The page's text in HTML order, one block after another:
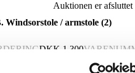
Auktionen er afsluttet
Windsorstole / armstole (2)
DKK 1.300